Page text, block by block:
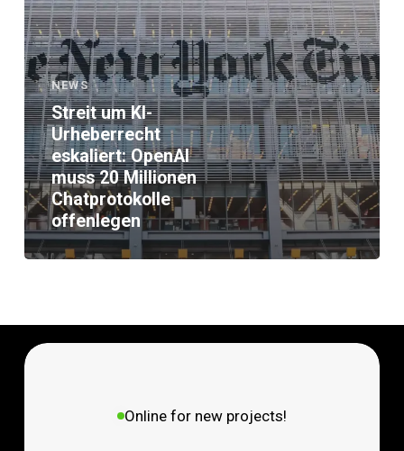
Millionen
Chatprotokolle
offenlegen
NEWS
Streit um KI-
Urheberrecht
eskaliert: OpenAI
muss 20 Millionen
Chatprotokolle
offenlegen
Online for new projects!